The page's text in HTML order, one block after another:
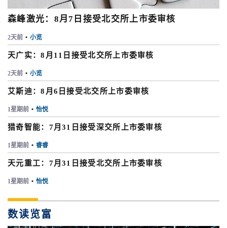
森峰激光：8月7日接受北交所上市委审核
2天前 • 小览
天广实：8月11日接受北交所上市委审核
2天前 • 小览
艾斯迪：8月6日接受北交所上市委审核
1星期前 • 怡悦
猎奇智能：7月31日接受深交所上市委审核
1星期前 • 睿睿
天元重工：7月31日接受北交所上市委审核
1星期前 • 怡悦
数读览富